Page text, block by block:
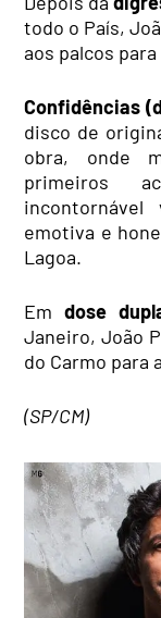
todo o País,
aos palcos
Confidências
disco de
obra, onde
primeiros
emotiva e
Lagoa.
Em dose
Janeiro, João
do Carmo para
(SP/CM)